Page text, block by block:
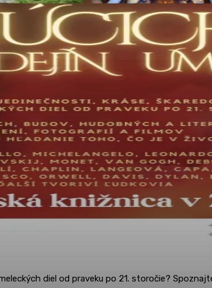
diel od praveku po 21. storočie?